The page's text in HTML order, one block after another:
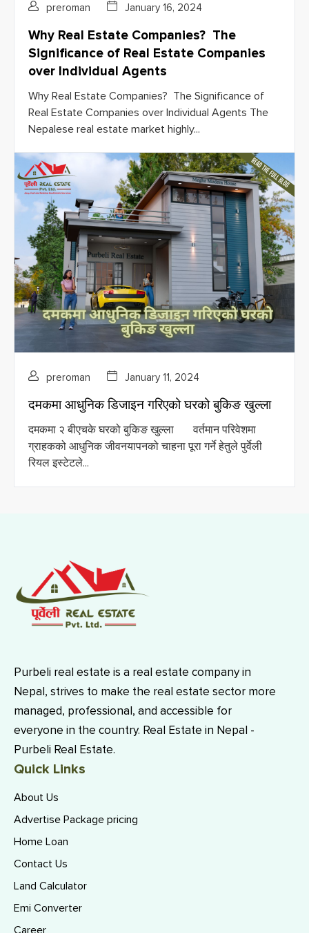
preroman January 16, 2024
Why Real Estate Companies? The
Significance of Real Estate Companies
over Individual Agents
Why Real Estate Companies? The Significance of
Real Estate Companies over Individual Agents The
Nepalese real estate market highly...
preroman January 11, 2024
दमकमा आधुनिक डिजाइन गरिएको घरको बुकिङ खुल्ला
दमकमा २ बीएचके घरको बुकिङ खुल्ला वर्तमान परिवेशमा
ग्राहकको आधुनिक जीवनयापनको चाहना पूरा गर्ने हेतुले पुर्वेली
रियल इस्टेटले...
Purbeli real estate is a real estate company in
Nepal, strives to make the real estate sector more
managed, professional, and accessible for
everyone in the country. Real Estate in Nepal -
Purbeli Real Estate.
Quick Links
About Us
Advertise Package pricing
Home Loan
Contact Us
Land Calculator
Emi Converter